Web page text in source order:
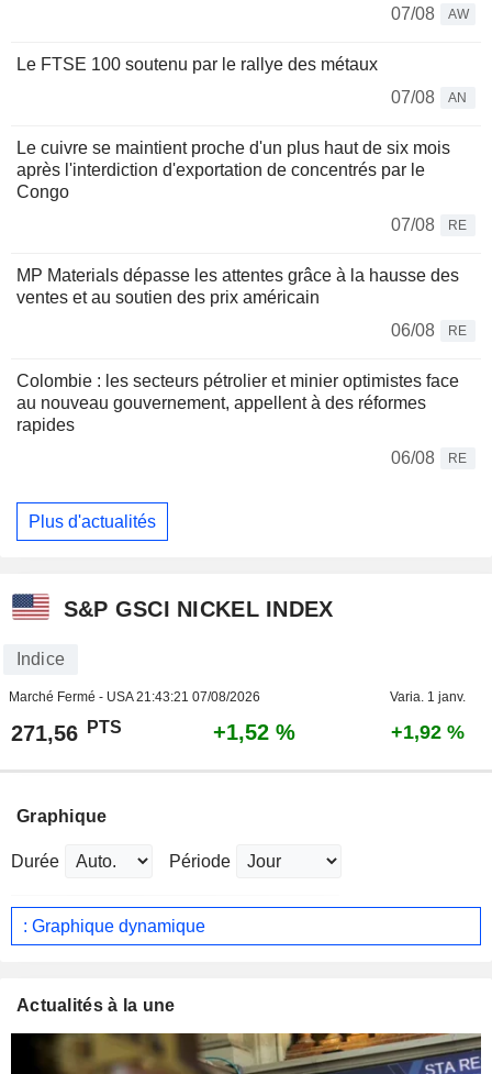
07/08
AW
Le FTSE 100 soutenu par le rallye des métaux
07/08
AN
Le cuivre se maintient proche d'un plus haut de six mois
après l'interdiction d'exportation de concentrés par le
Congo
07/08
RE
MP Materials dépasse les attentes grâce à la hausse des
ventes et au soutien des prix américain
06/08
RE
Colombie : les secteurs pétrolier et minier optimistes face
au nouveau gouvernement, appellent à des réformes
rapides
06/08
RE
Plus d'actualités
S&P GSCI NICKEL INDEX
Indice
Marché Fermé - USA21:43:21 07/08/2026 Varia. 1 janv.
271,56 PTS +1,52 % +1,92 %
Graphique
Durée Période
: Graphique dynamique
Actualités à la une